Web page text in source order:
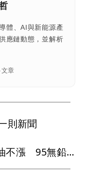
體、AI與新能源產
應鏈動態，並解析
章
則新聞
加油先別急！中油下週汽柴油不漲 95無鉛維持32元